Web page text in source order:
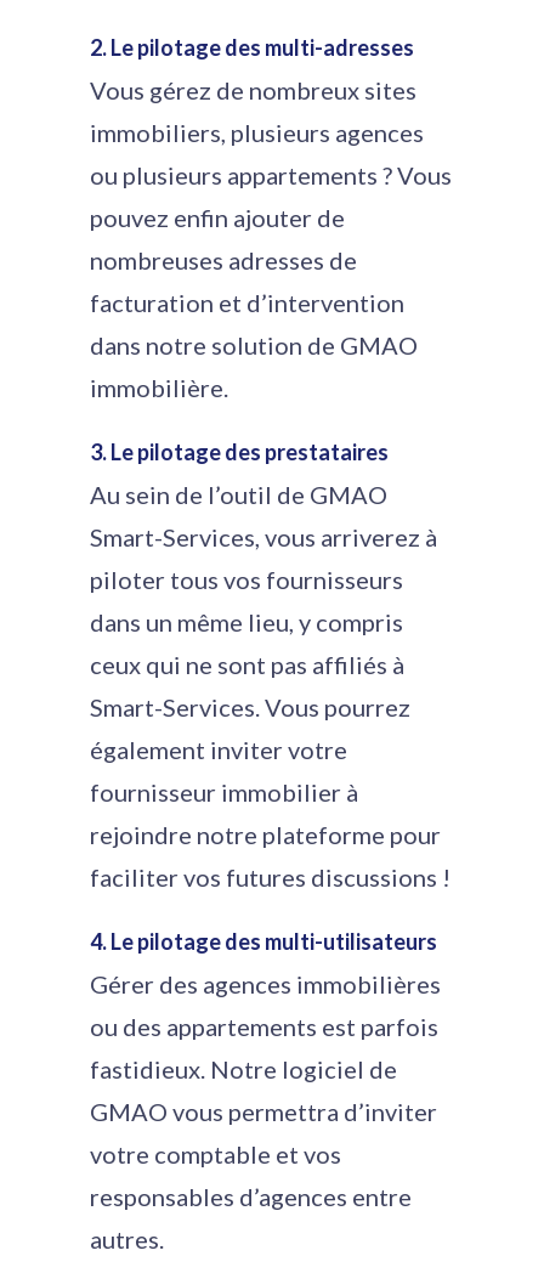
2. Le pilotage des multi-adresses
Vous gérez de nombreux sites
immobiliers, plusieurs agences
ou plusieurs appartements ? Vous
pouvez enfin ajouter de
nombreuses adresses de
facturation et d’intervention
dans notre solution de GMAO
immobilière.
3. Le pilotage des prestataires
Au sein de l’outil de GMAO
Smart-Services, vous arriverez à
piloter tous vos fournisseurs
dans un même lieu, y compris
ceux qui ne sont pas affiliés à
Smart-Services. Vous pourrez
également inviter votre
fournisseur immobilier à
rejoindre notre plateforme pour
faciliter vos futures discussions !
4. Le pilotage des multi-utilisateurs
Gérer des agences immobilières
ou des appartements est parfois
fastidieux. Notre logiciel de
GMAO vous permettra d’inviter
votre comptable et vos
responsables d’agences entre
autres.